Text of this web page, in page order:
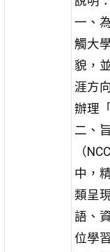
一、
觸大
貌，
涯方
辦理
二、
（
中，
類呈
語、
位學